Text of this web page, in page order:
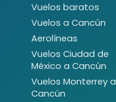
Vuelos baratos
Vuelos a Cancún
Aerolíneas
Vuelos Ciudad de
México a Cancún
Vuelos Monterrey a
Cancún